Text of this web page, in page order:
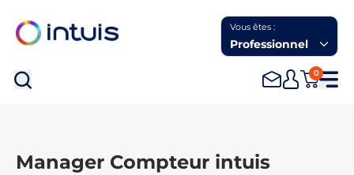
Vous êtes :
Professionnel
0
Manager Compteur intuis